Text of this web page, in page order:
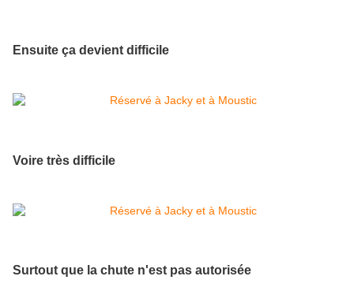
Ensuite ça devient difficile
Voire très difficile
Surtout que la chute n'est pas autorisée